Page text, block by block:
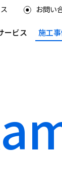
お問い
ービス 施工